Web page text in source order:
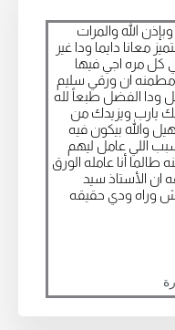
الله والمرات
دايما ودا غير
مره اجي فيها
ان ورقي سليم
الفضل طبعاً لله
يارب ويزيدك من
بيكون فيه
عامل ليهم
أنا عامله الورق
سيد
ودي حقيقه